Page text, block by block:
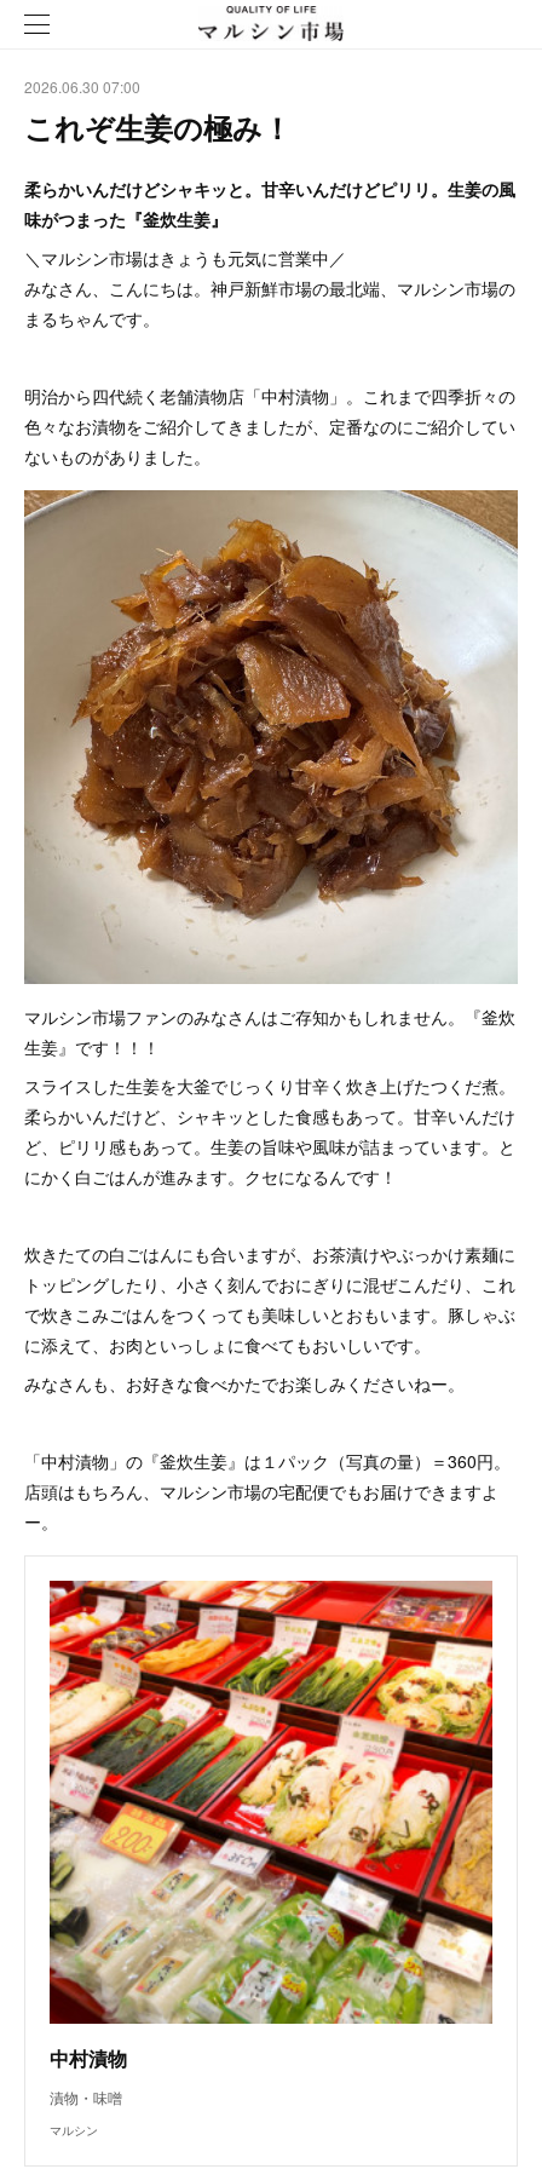
2026.06.30 07:00
これぞ生姜の極み！
柔らかいんだけどシャキッと。甘辛いんだけどピリリ。生姜の風
味がつまった『釜炊生姜』
＼マルシン市場はきょうも元気に営業中／
みなさん、こんにちは。神戸新鮮市場の最北端、マルシン市場の
まるちゃんです。
明治から四代続く老舗漬物店「中村漬物」。これまで四季折々の
色々なお漬物をご紹介してきましたが、定番なのにご紹介してい
ないものがありました。
マルシン市場ファンのみなさんはご存知かもしれません。『釜炊
生姜』です！！！
スライスした生姜を大釜でじっくり甘辛く炊き上げたつくだ煮。
柔らかいんだけど、シャキッとした食感もあって。甘辛いんだけ
ど、ピリリ感もあって。生姜の旨味や風味が詰まっています。と
にかく白ごはんが進みます。クセになるんです！
炊きたての白ごはんにも合いますが、お茶漬けやぶっかけ素麺に
トッピングしたり、小さく刻んでおにぎりに混ぜこんだり、これ
で炊きこみごはんをつくっても美味しいとおもいます。豚しゃぶ
に添えて、お肉といっしょに食べてもおいしいです。
みなさんも、お好きな食べかたでお楽しみくださいねー。
「中村漬物」の『釜炊生姜』は１パック（写真の量）＝360円。
店頭はもちろん、マルシン市場の宅配便でもお届けできますよ
ー。
中村漬物
漬物・味噌
マルシン